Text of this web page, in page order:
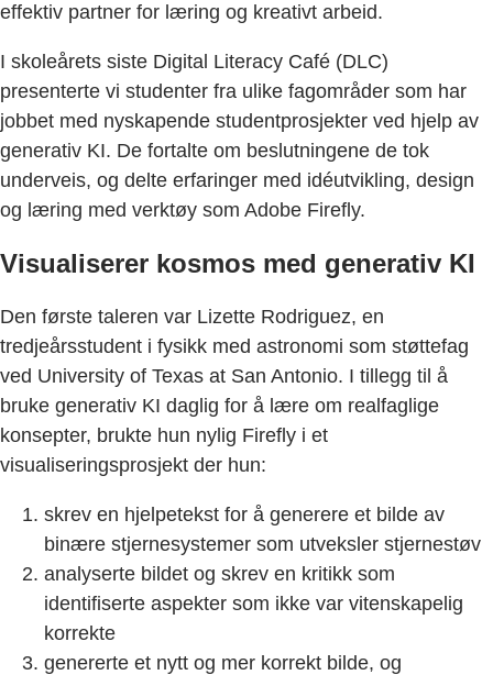
effektiv partner for læring og kreativt arbeid.
I skoleårets siste Digital Literacy Café (DLC)
presenterte vi studenter fra ulike fagområder som har
jobbet med nyskapende studentprosjekter ved hjelp av
generativ KI. De fortalte om beslutningene de tok
underveis, og delte erfaringer med idéutvikling, design
og læring med verktøy som Adobe Firefly.
Visualiserer kosmos med generativ KI
Den første taleren var Lizette Rodriguez, en
tredjeårsstudent i fysikk med astronomi som støttefag
ved University of Texas at San Antonio. I tillegg til å
bruke generativ KI daglig for å lære om realfaglige
konsepter, brukte hun nylig Firefly i et
visualiseringsprosjekt der hun:
skrev en hjelpetekst for å generere et bilde av
binære stjernesystemer som utveksler stjernestøv
analyserte bildet og skrev en kritikk som
identifiserte aspekter som ikke var vitenskapelig
korrekte
genererte et nytt og mer korrekt bilde, og